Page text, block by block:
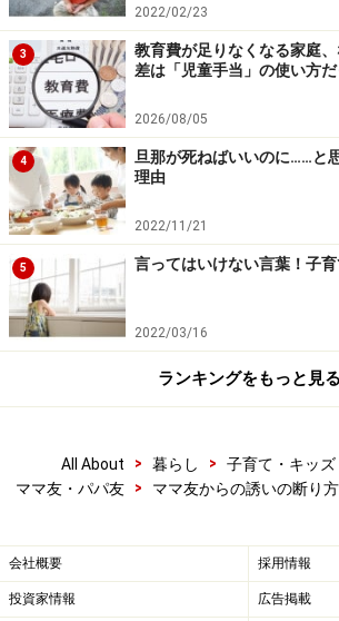
にする、「女らしい」とされる態度です
でも、これが何度も続くとどうなるでし
もしかしたら、相手に対する不満が募
ませんよね。そしてある日、「あなた
り押しつけてくるよね！」なんて、攻
うこともあるかもしれません。そして
やになって、また受け身な姿勢に戻っ
主張型」と「攻撃型」は、実は表裏一
り返しているのです。
自分を大事にできていない人は、相手
取りましょう。誘われた時、「行きた
い」、直感的にどう思ったでしょう。
2022/02/23
3
教育費が足りなくなる家庭
差は「児童手当」の使い方だ
2026/08/05
4
旦那が死ねばいいのに……と
理由
2022/11/21
5 言ってはいけない言葉！子
2022/03/16
ランキングをもっと見る
All About > 暮らし > 子育て・キッズ
ママ友・パパ友
> ママ友からの誘いの断り
会社概要 採用情報
投資家情報 広告掲載